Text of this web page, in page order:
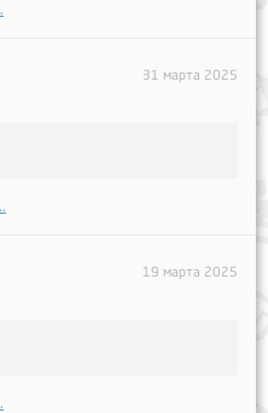
31 марта 2025
19 марта 2025